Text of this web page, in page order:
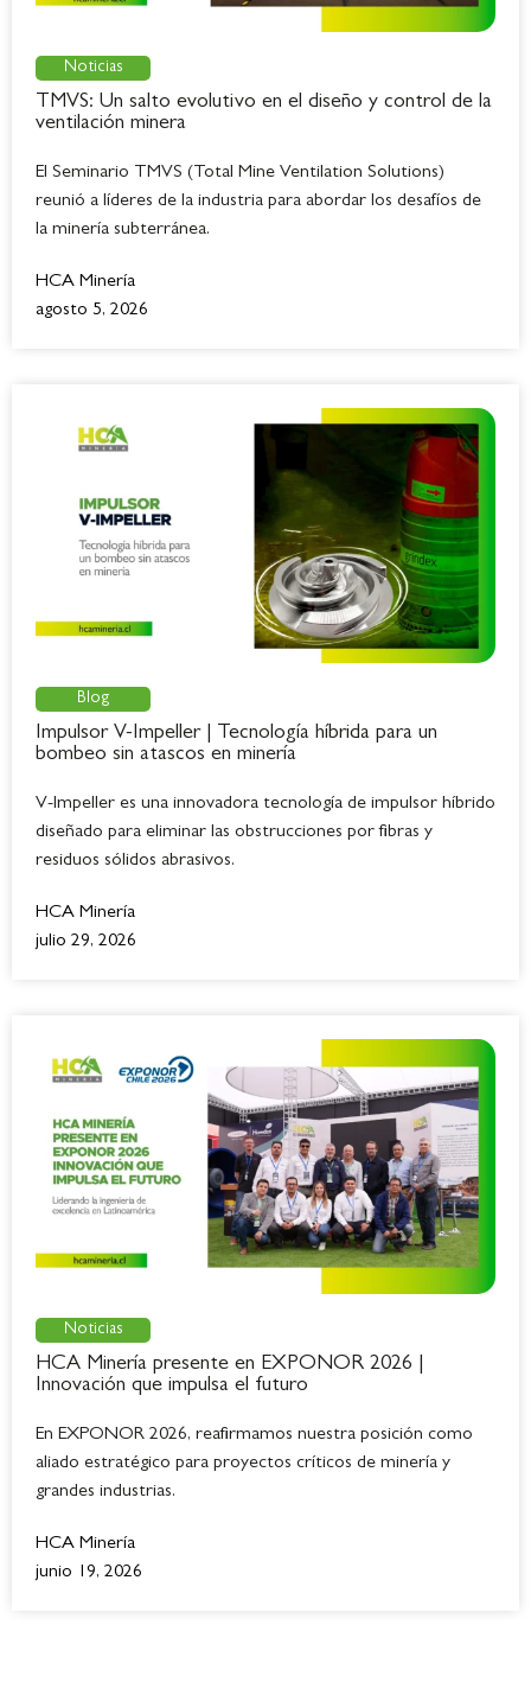
Noticias
TMVS: Un salto evolutivo en el diseño y control de la
ventilación minera
El Seminario TMVS (Total Mine Ventilation Solutions)
reunió a líderes de la industria para abordar los desafíos de
la minería subterránea.
HCA Minería
agosto 5, 2026
Blog
Impulsor V-Impeller | Tecnología híbrida para un
bombeo sin atascos en minería
V-Impeller es una innovadora tecnología de impulsor híbrido
diseñado para eliminar las obstrucciones por fibras y
residuos sólidos abrasivos.
HCA Minería
julio 29, 2026
Noticias
HCA Minería presente en EXPONOR 2026 |
Innovación que impulsa el futuro
En EXPONOR 2026, reafirmamos nuestra posición como
aliado estratégico para proyectos críticos de minería y
grandes industrias.
HCA Minería
junio 19, 2026